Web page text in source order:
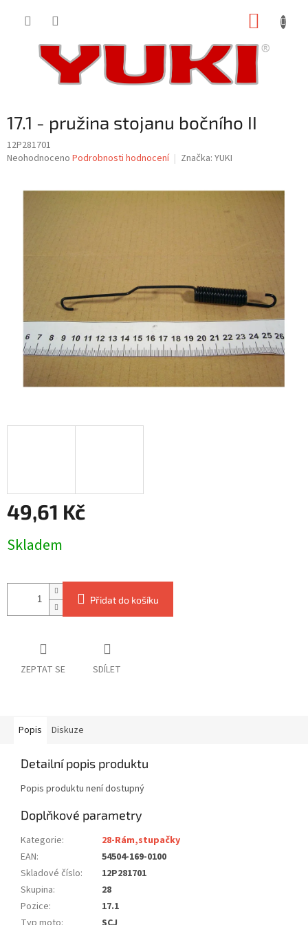
17.1 - pružina stojanu bočního II
12P281701
Průměrné
Neohodnoceno Podrobnosti hodnocení Značka: YUKI
49,61 Kč
cena:
Skladem
Přidat do košíku
ZEPTAT SE SDÍLET
Popis Diskuze
Detailní popis produktu
Popis produktu není dostupný
Doplňkové parametry
Kategorie:
28-Rám,stupačky
EAN:
54504-169-0100
Skladové číslo:
12P281701
Skupina:
28
Pozice:
17.1